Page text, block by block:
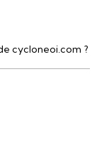
cycloneoi.com ?